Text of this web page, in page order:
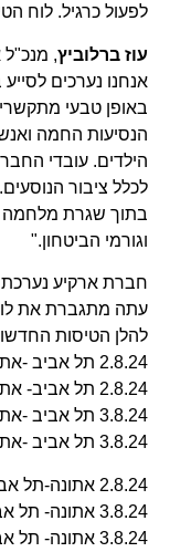
לפעול כרגיל. לוח
עוז ברלוביץ, מנכ"ל
אנחנו נערכים
באופן טבעי
הנסיעות החמה
הילדים. עובדי
בתוך שגרת מלחמה
וגורמי הביטחון."
חברת ארקיע נערכת
עתה מתגברת את
להלן הטיסות
2.8.24 תל אביב -אתונה 18:30
2.8.24 תל אביב- אתונה 21:45
3.8.24 תל אביב -אתונה 10:10
3.8.24 תל אביב -אתונה 16:35
2.8.24 אתונה-תל אביב 21:55
3.8.24 אתונה- תל אביב 02:50
3.8.24 אתונה- תל אביב 14:15